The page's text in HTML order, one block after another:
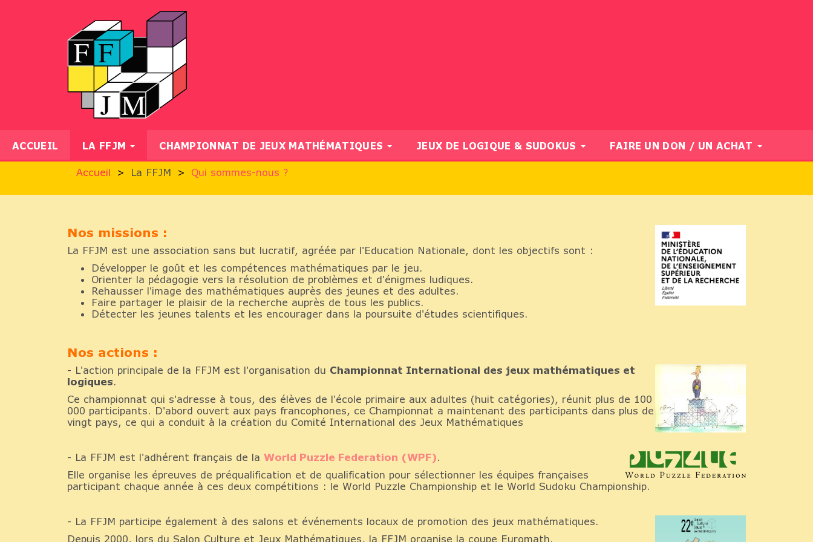
ACCUEIL LA FFJM CHAMPIONNAT DE JEUX MATHÉMATIQUES JEUX DE LOGIQUE & SUDOKUS FAIRE UN DON / UN ACHAT
Accueil La FFJM Qui sommes-nous ?
Nos missions :
La FFJM est une association sans but lucratif, agréée par l'Education Nationale, dont les objectifs sont :
Développer le goût et les compétences mathématiques par le jeu.
Orienter la pédagogie vers la résolution de problèmes et d'énigmes ludiques.
Rehausser l'image des mathématiques auprès des jeunes et des adultes.
Faire partager le plaisir de la recherche auprès de tous les publics.
Détecter les jeunes talents et les encourager dans la poursuite d'études scientifiques.
Nos actions :
- L'action principale de la FFJM est l'organisation du Championnat International des jeux mathématiques et
logiques.
Ce championnat qui s'adresse à tous, des élèves de l'école primaire aux adultes (huit catégories), réunit plus de 100
000 participants. D'abord ouvert aux pays francophones, ce Championnat a maintenant des participants dans plus de
vingt pays, ce qui a conduit à la création du Comité International des Jeux Mathématiques
- La FFJM est l'adhérent français de la World Puzzle Federation (WPF).
Elle organise les épreuves de préqualification et de qualification pour sélectionner les équipes françaises
participant chaque année à ces deux compétitions : le World Puzzle Championship et le World Sudoku Championship.
- La FFJM participe également à des salons et événements locaux de promotion des jeux mathématiques.
Depuis 2000, lors du Salon Culture et Jeux Mathématiques, la FFJM organise la coupe Euromath.